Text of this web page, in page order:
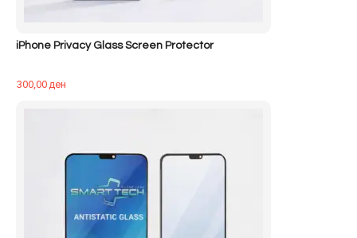
iPhone Privacy Glass Screen Protector
300,00ден